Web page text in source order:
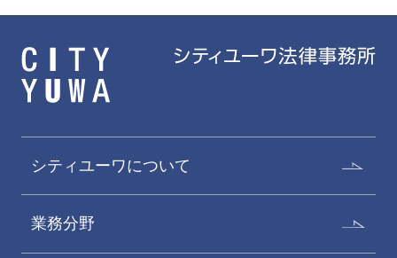
シティユーワについて
業務分野